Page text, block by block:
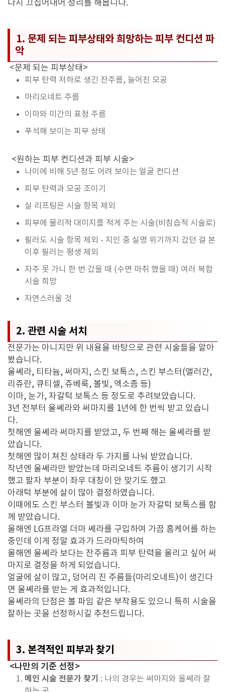
다시 끄집어내어 정리를 해봅니다.
1. 문제 되는 피부상태와 희망하는 피부 컨디션 파
악
<문제 되는 피부상태>
피부 탄력 저하로 생긴 잔주름, 늘어진 모공
마리오네트 주름
이마와 미간의 표정 주름
푸석해 보이는 피부 상태
<원하는 피부 컨디션과 피부 시술>
나이에 비해 5년 정도 어려 보이는 얼굴 컨디션
피부 탄력과 모공 조이기
실 리프팅은 시술 항목 제외
피부에 물리적 대미지를 적게 주는 시술(비침습적 시술로)
필러도 시술 항목 제외 - 지인 중 실명 위기까지 갔던 걸 본
이후 필러는 평생 제외
자주 못 가니 한 번 갔을 때 (수면 마취 했을 때) 여러 복합
시술 희망
자연스러울 것
2. 관련 시술 서치
전문가는 아니지만 위 내용을 바탕으로 관련 시술들을 알아
봤습니다.
울쎄라, 티타늄, 써마지, 스킨 보톡스, 스킨 부스터(앨러간,
리쥬란, 큐티셀, 쥬베룩, 볼빛, 엑소좀 등)
이마, 눈가, 자갈턱 보톡스 등 정도로 추려보았습니다.
3년 전부터 울쎄라와 써마지를 1년에 한 번씩 받고 있습니
다.
첫해엔 울쎄라 써마지를 받았고, 두 번째 해는 울쎄라를 받
았습니다.
첫해엔 많이 쳐진 상태라 두 가지를 나눠 받았습니다.
작년엔 울쎄라만 받았는데 마리오네트 주름이 생기기 시작
했고 팔자 부분이 좌우 대칭이 안 맞기도 했고
아래턱 부분에 살이 많아 결정하였습니다.
이때에도 스킨 부스터 볼빛과 이마 눈가 자갈턱 보톡스를 함
께 받았습니다.
올해엔 LG프라엘 더마 쎄라를 구입하여 가끔 홈케어를 하는
중인데 이게 정말 효과가 드라마틱하여
올해엔 울쎄라 보다는 잔주름과 피부 탄력을 올리고 싶어 써
마지로 결정을 하게 되었습니다.
얼굴에 살이 많고, 덩어리 진 주름들(마리오네트)이 생긴다
면 울쎄라를 받는 게 효과적입니다.
울쎄라의 단점은 볼 파임 같은 부작용도 있으니 특히 시술을
잘하는 곳을 선정하시길 추천드립니다.
3. 본격적인 피부과 찾기
<나만의 기준 선정>
메인 시술 전문가 찾기
: 나의 경우는 써마지와 울쎄라 잘